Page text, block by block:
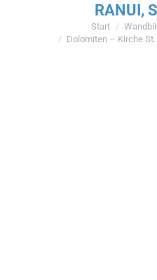
RANUI,
Sie befinden sich hier:
Start
Dolomiten – Kirche